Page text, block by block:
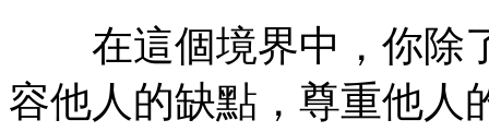
在這個境界中，你除
容他人的缺點，尊重他人